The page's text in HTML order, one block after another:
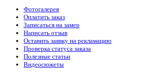
Фотогалерея
Оплатить заказ
Записаться на замер
Написать отзыв
Оставить заявку на рекламацию
Проверка статуса заказа
Полезные статьи
Видеосюжеты